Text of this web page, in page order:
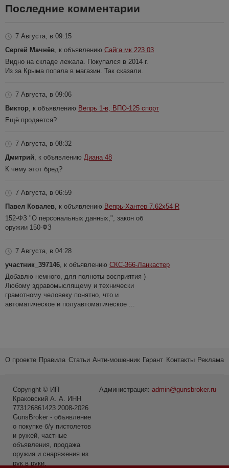
Последние комментарии
7 Августа, в 09:15
Сергей Мачнёв , к объявлению Сайга мк 223 03
Видно на складе лежала. Покупался в 2014 г.
Из за Крыма попала в магазин. Так сказали.
7 Августа, в 09:06
Виктор , к объявлению Вепрь 1-в, ВПО-125 спорт
Ещё продается?
7 Августа, в 08:32
Дмитрий , к объявлению Диана 48
К чему этот бред?
7 Августа, в 06:59
Павел Ковалев , к объявлению Вепрь-Хантер 7.62х54 R
152-ФЗ "О персональных данных,", закон об
оружии 150-ФЗ
7 Августа, в 04:28
участник_397146 , к объявлению СКС-366-Ланкастер
Добавлю немного, для полноты восприятия )
Любому здравомыслящему и технически
грамотному человеку понятно, что и
автоматическое и полуавтоматическое ...
О проекте Правила Статьи Анти-мошенник Гарант Контакты Реклама
Администрация: admin@gunsbroker.ru
Copyright © ИП
Краковский А. А. ИНН
773126861423 2008-2026
GunsBroker - объявление
о покупке б/у пистолетов
и ружей, частные
объявления, продажа
оружия и снаряжения из
рук в руки.